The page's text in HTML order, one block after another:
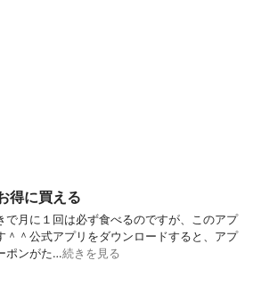
得に買える
で月に１回は必ず食べるのですが、このアプ
＾＾公式アプリをダウンロードすると、アプ
ポンがた…続きを見る